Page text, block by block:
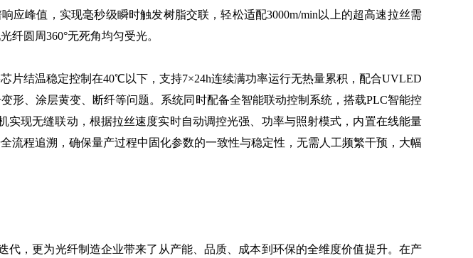
应峰值，实现毫秒级瞬时触发树脂交联，轻松适配3000m/min以上的超高速拉丝需
圆周360°无死角均匀受光。
结温稳定控制在40℃以下，支持7×24h连续满功率运行无热量累积，配合UVLED
、涂层黄变、断纤等问题。系统同时配备全智能联动控制系统，搭载PLC智能控
实现无缝联动，根据拉丝速度实时自动调控光强、功率与照射模式，内置在线能量
程追溯，确保量产过程中固化参数的一致性与稳定性，无需人工频繁干预，大幅
，更为光纤制造企业带来了从产能、品质、成本到环保的全维度价值提升。在产